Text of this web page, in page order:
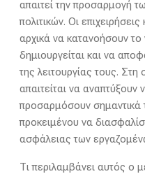
απαιτεί την προσαρμογή
πολιτικών. Οι
αρχικά να κατανοήσουν
δημιουργείται και να
της λειτουργίας τους.
απαιτείται να αναπτύξουν
προσαρμόσουν σημαντικά
προκειμένου να
ασφάλειας των
Τι περιλαμβάνει αυτός ο